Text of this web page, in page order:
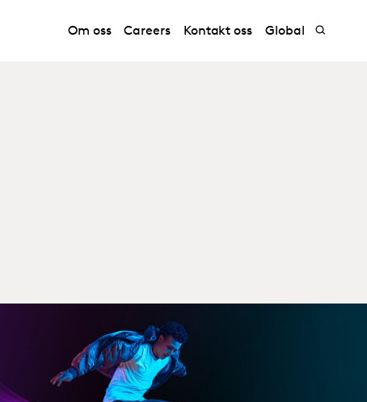
Om oss Careers Kontakt oss Global